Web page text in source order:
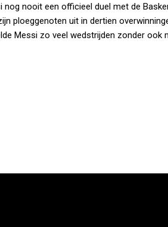
nog nooit een officieel duel met de
ploeggenoten uit in dertien
Messi zo veel wedstrijden zonder ook